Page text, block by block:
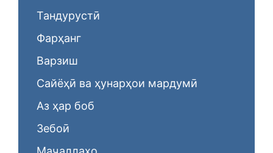
Тандурустӣ
Фарҳанг
Варзиш
Сайёҳӣ ва ҳунарҳои мардумӣ
Аз ҳар боб
Зебоӣ